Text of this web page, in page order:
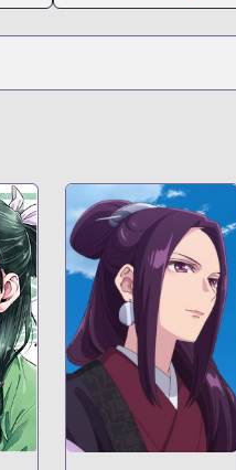
carnets-de-l-